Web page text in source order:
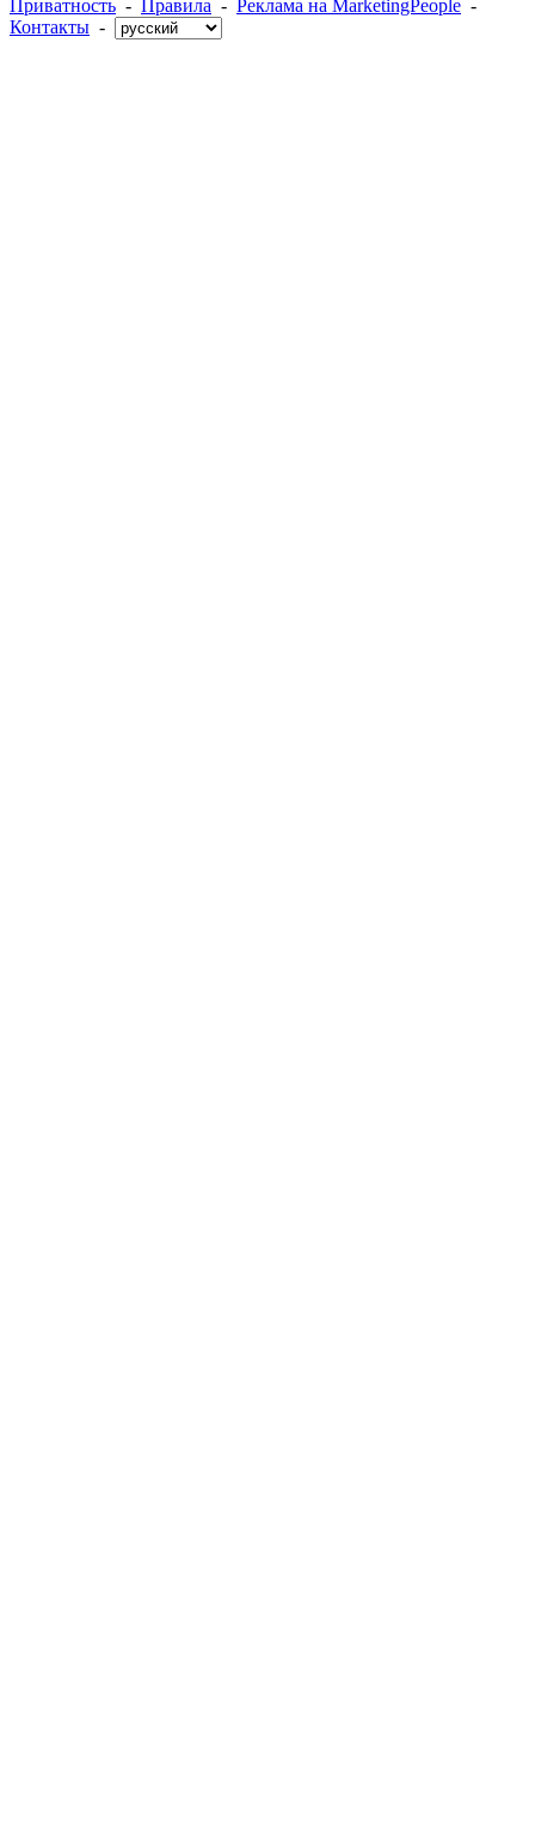
Приватность - Правила - Реклама на MarketingPeople -
Контакты -